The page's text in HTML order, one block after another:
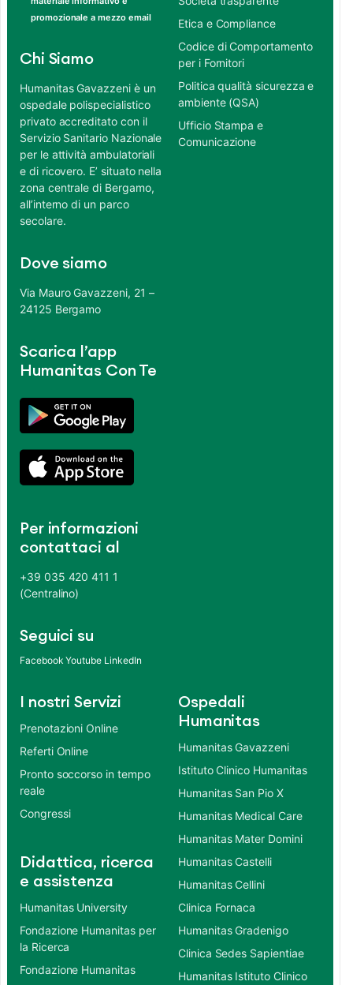
promozionale a mezzo email
Chi Siamo
Humanitas Gavazzeni è un
ospedale polispecialistico
privato accreditato con il
Servizio Sanitario Nazionale
per le attività ambulatoriali
e di ricovero. E’ situato nella
zona centrale di Bergamo,
all’interno di un parco
secolare.
Dove siamo
Via Mauro Gavazzeni, 21 –
24125 Bergamo
Scarica l’app
Humanitas Con Te
Per informazioni
contattaci al
+39 035 420 411 1
(Centralino)
Seguici su
Facebook Youtube LinkedIn
Etica e Compliance
Codice di Comportamento
per i Fornitori
Politica qualità sicurezza e
ambiente (QSA)
Ufficio Stampa e
Comunicazione
I nostri Servizi
Prenotazioni Online
Referti Online
Pronto soccorso in tempo
reale
Congressi
Didattica, ricerca
e assistenza
Humanitas University
Fondazione Humanitas per
la Ricerca
Fondazione Humanitas
Ospedali
Humanitas
Humanitas Gavazzeni
Istituto Clinico Humanitas
Humanitas San Pio X
Humanitas Medical Care
Humanitas Mater Domini
Humanitas Castelli
Humanitas Cellini
Clinica Fornaca
Humanitas Gradenigo
Clinica Sedes Sapientiae
Humanitas Istituto Clinico